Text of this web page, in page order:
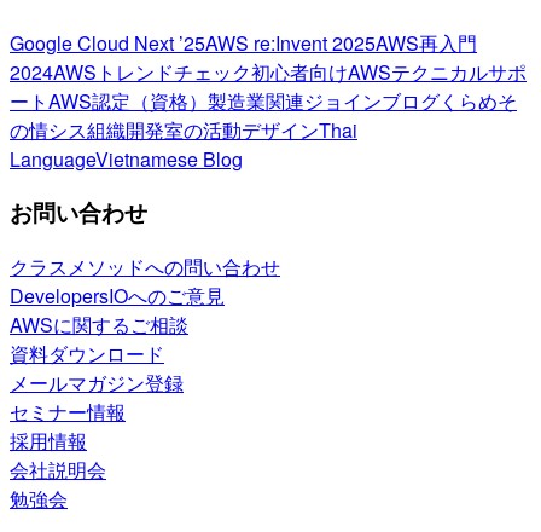
Google Cloud Next ’25AWS re:Invent 2025AWS再入門
2024AWSトレンドチェック初心者向けAWSテクニカルサポ
ートAWS認定（資格） 製造業関連ジョインブログくらめそ
の情シス組織開発室の活動デザインThai
LanguageVietnamese Blog
お問い合わせ
クラスメソッドへの問い合わせ
DevelopersIOへのご意見
AWSに関するご相談
資料ダウンロード
メールマガジン登録
セミナー情報
採用情報
会社説明会
勉強会